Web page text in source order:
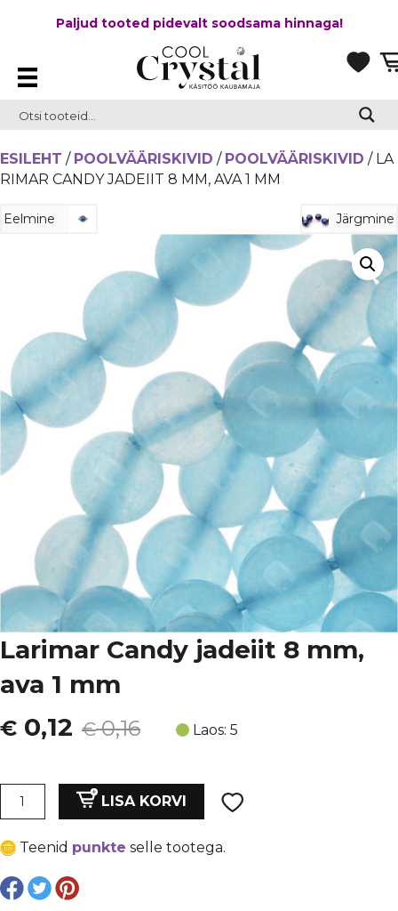
Paljud tooted pidevalt soodsama hinnaga!
ESILEHT / POOLVÄÄRISKIVID / POOLVÄÄRISKIVID / LA
RIMAR CANDY JADEIIT 8 MM, AVA 1 MM
Eelmine Järgmine
Larimar Candy jadeiit 8 mm,
ava 1 mm
€0,16
Algne
oli:
€ 0,16.
€ 0,12
Current
is:
€ 0,12.
Laos: 5
Larimar
8
mm,
ava
LISA KORVI
Teenid punkte selle tootega.